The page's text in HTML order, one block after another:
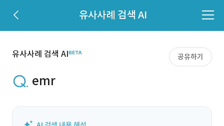
유사사례 검색 AI
유사사례 검색 AI 공유하기
emr